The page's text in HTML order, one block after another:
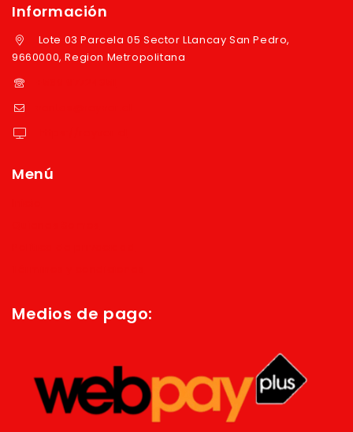
Información
Lote 03 Parcela 05 Sector LLancay San Pedro,
9660000, Region Metropolitana
Menú
Medios de pago: